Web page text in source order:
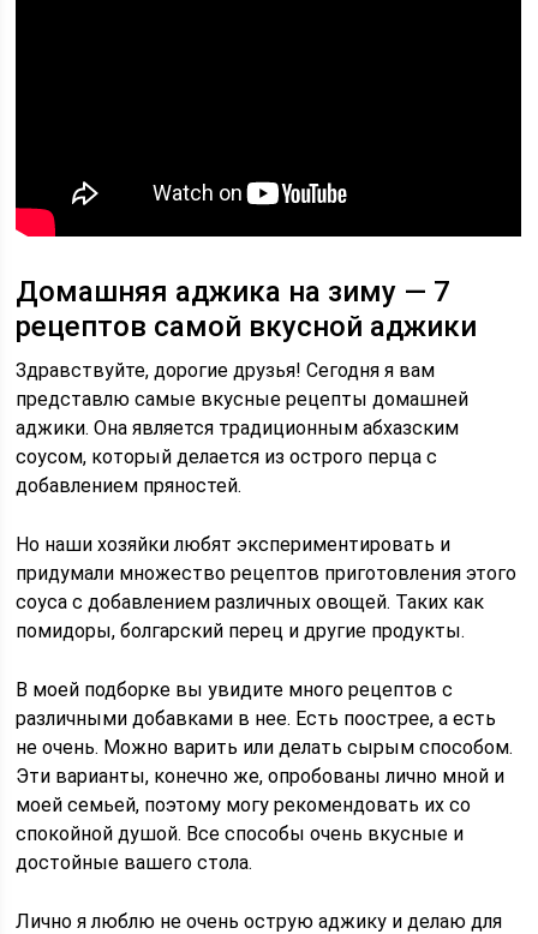
Домашняя аджика на зиму — 7
рецептов самой вкусной аджики
Здравствуйте, дорогие друзья! Сегодня я вам
представлю самые вкусные рецепты домашней
аджики. Она является традиционным абхазским
соусом, который делается из острого перца с
добавлением пряностей.
Но наши хозяйки любят экспериментировать и
придумали множество рецептов приготовления этого
соуса с добавлением различных овощей. Таких как
помидоры, болгарский перец и другие продукты.
В моей подборке вы увидите много рецептов с
различными добавками в нее. Есть поострее, а есть
не очень. Можно варить или делать сырым способом.
Эти варианты, конечно же, опробованы лично мной и
моей семьей, поэтому могу рекомендовать их со
спокойной душой. Все способы очень вкусные и
достойные вашего стола.
Лично я люблю не очень острую аджику и делаю для